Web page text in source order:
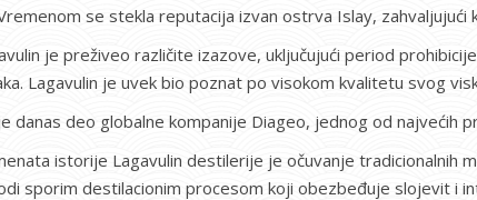
se stekla reputacija izvan ostrva Islay, zahvaljujući
je preživeo različite izazove, uključujući period
Lagavulin je uvek bio poznat po visokom kvalitetu svog
danas deo globalne kompanije Diageo, jednog od najvećih
istorije Lagavulin destilerije je očuvanje
sporim destilacionim procesom koji obezbeđuje slojevit i